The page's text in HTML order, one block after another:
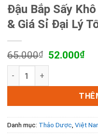
Đậu Bắp Sấy
& Giá Sỉ Đại Lý
65.000₫
Giá
gốc
65.000₫.
52.000₫Giá
là:
Danh mục: Thảo Dược Việt